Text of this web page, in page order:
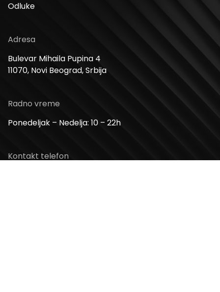
Odluke
Adresa
Bulevar Mihaila Pupina 4
11070, Novi Beograd, Srbija
Radno vreme
Ponedeljak – Nedelja: 10 – 22h
Kontakt telefon